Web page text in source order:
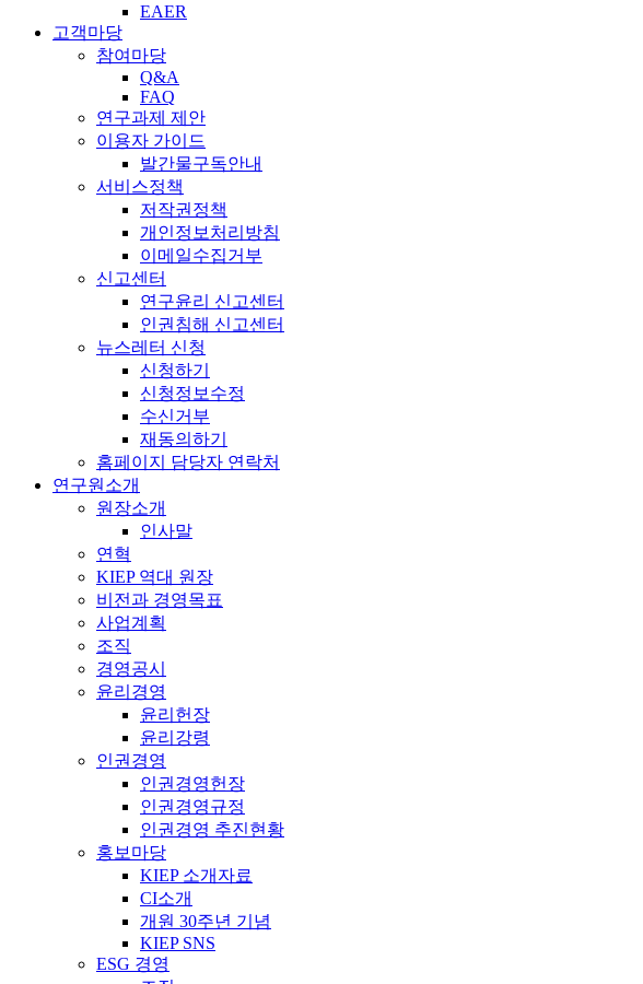
EAER
고객마당
참여마당
Q&A
FAQ
연구과제 제안
이용자 가이드
발간물구독안내
서비스정책
저작권정책
개인정보처리방침
이메일수집거부
신고센터
연구윤리 신고센터
인권침해 신고센터
뉴스레터 신청
신청하기
신청정보수정
수신거부
재동의하기
홈페이지 담당자 연락처
연구원소개
원장소개
인사말
연혁
KIEP 역대 원장
비전과 경영목표
사업계획
조직
경영공시
윤리경영
윤리헌장
윤리강령
인권경영
인권경영헌장
인권경영규정
인권경영 추진현황
홍보마당
KIEP 소개자료
CI소개
개원 30주년 기념
KIEP SNS
ESG 경영